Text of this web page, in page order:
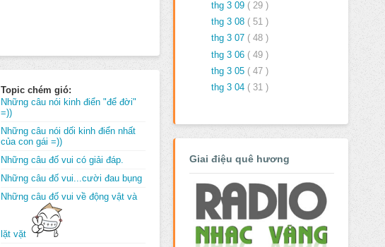
Topic chém gió:
Những câu nói kinh điển "để đời"
=))
Những câu nói dối kinh điển nhất
của con gái =))
Những câu đố vui có giải đáp.
Những câu đố vui...cười đau bụng
Những câu đố vui về động vật và
lặt vặt
thg 3 09 ( 29 )
thg 3 08 ( 51 )
thg 3 07 ( 48 )
thg 3 06 ( 49 )
thg 3 05 ( 47 )
thg 3 04 ( 31 )
Giai điệu quê hương